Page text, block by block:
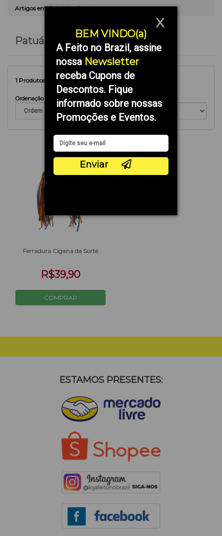
Artigos em Geral > Patuá
Patuá
1 Produtos Encontrados
Ordenação
Ferradura Cigana da Sorte
R$39,90
X
BEM VINDO(a)
A Feito no Brazil, assine
nossa Newsletter
receba Cupons de
Descontos. Fique
informado sobre nossas
Promoções e Eventos.
ESTAMOS PRESENTES: